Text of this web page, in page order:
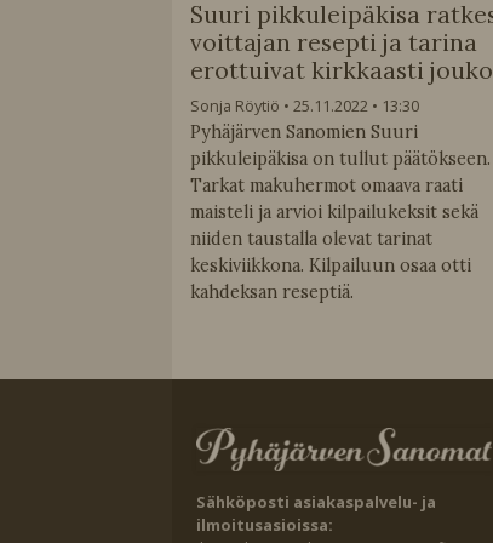
Suuri pikkuleipäkisa
voittajan resepti ja tarina
erottuivat kirkkaasti
Sonja Röytiö 25.11.2022
13:30
Pyhäjärven Sanomien Suuri
pikkuleipäkisa on tullut päätökseen.
Tarkat makuhermot omaava raati
maisteli ja arvioi kilpailukeksit sekä
niiden taustalla olevat tarinat
keskiviikkona. Kilpailuun osaa otti
kahdeksan reseptiä.
Sähköposti asiakaspalvelu- ja
ilmoitusasioissa: